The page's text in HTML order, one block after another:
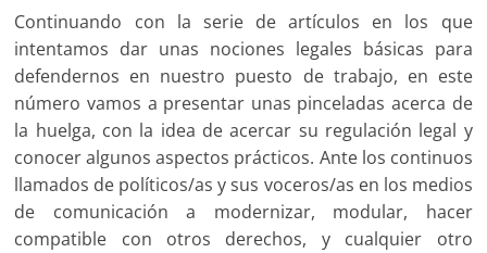
Continuando con la serie de artículos en los que
intentamos dar unas nociones legales básicas para
defendernos en nuestro puesto de trabajo, en este
número vamos a presentar unas pinceladas acerca de
la huelga, con la idea de acercar su regulación legal y
conocer algunos aspectos prácticos. Ante los continuos
llamados de políticos/as y sus voceros/as en los medios
de comunicación a modernizar, modular, hacer
compatible con otros derechos, y cualquier otro